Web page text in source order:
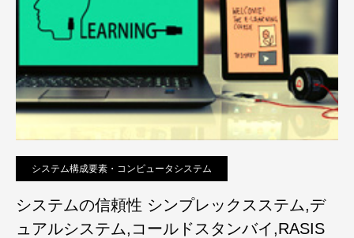
システム構成要素・コンピュータシステム
システムの信頼性 シンプレックスステム,デ
ュアルシステム,コールドスタンバイ,RASIS